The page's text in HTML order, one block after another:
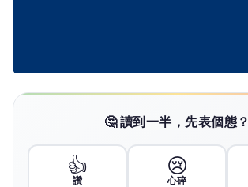
🤔 讀到一半，先表個態？
👍
讚
😢
心碎